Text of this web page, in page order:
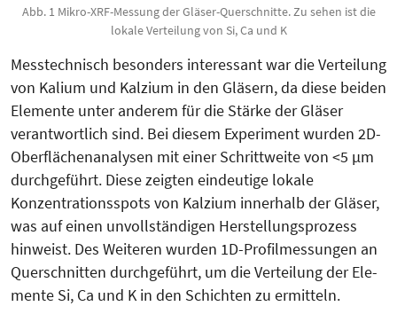
Abb. 1 Mikro-XRF-Messung der Gläser-Querschnitte. Zu sehen ist die
lokale Verteilung von Si, Ca und K
Messtechnisch besonders interessant war die Verteilung
von Kalium und Kalzium in den Gläsern, da diese beiden
Elemente unter anderem für die Stärke der Gläser
verantwortlich sind. Bei diesem Experiment wurden 2D-
Oberflächenanalysen mit einer Schrittweite von <5 µm
durchgeführt. Diese zeigten eindeutige lokale
Konzentrationsspots von Kalzium innerhalb der Gläser,
was auf einen unvollständigen Herstellungsprozess
hinweist. Des Weiteren wurden 1D­-Pro­fil­messungen an
Querschnitten durch­geführt, um die Verteilung der Ele­
mente Si, Ca und K in den Schich­ten zu ermitteln.